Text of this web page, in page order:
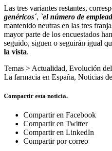
Las tres variantes restantes,
genéricos´, `el número de
mantenido neutras en las tres
mayor parte de los encuestados
seguido, siguen o seguirán igual
la vista.
Temas > Actualidad, Evolución
La farmacia en España, Noticias
Compartir esta noticía.
Compartir en Facebook
Compartir en Twitter
Compartir en LinkedIn
Compartir por correo